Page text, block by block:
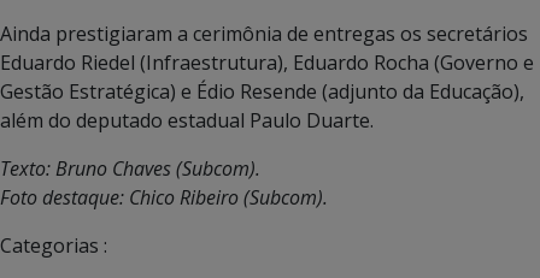
Ainda prestigiaram a cerimônia de entregas os secretários
Eduardo Riedel (Infraestrutura), Eduardo Rocha (Governo e
Gestão Estratégica) e Édio Resende (adjunto da Educação),
além do deputado estadual Paulo Duarte.
Texto: Bruno Chaves (Subcom).
Foto destaque: Chico Ribeiro (Subcom).
Categorias :